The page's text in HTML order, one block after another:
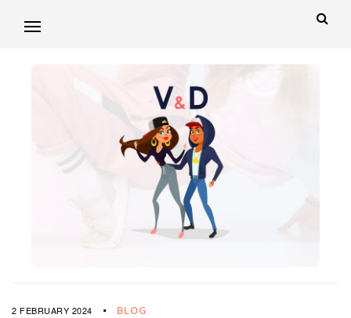
2 FEBRUARY 2024 BLOG